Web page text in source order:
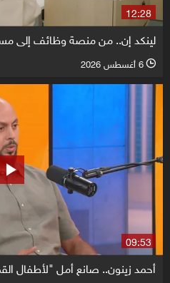
12:28
لينكد إن.. من منصة وظائف إلى
l 6 أغسطس 2026
09:53
أحمد زينون.. صانع أمل "لأطفال